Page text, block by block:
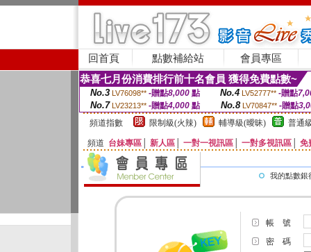
回首頁 點數補給站 會員專區
恭喜七月份消費排行前十名會員 獲得免費點數~
No.3 LV76098** -贈點8,000點 No.4 LV52777** -贈點
No.7 LV23213** -贈點4,000 點 No.8 LV70847** -贈點
頻道指數
限制級(火辣) 輔導級(曖昧) 普通
頻道 台妹專區 新人區 一對一視訊區 一對多視訊區 免
我的點數銀
帳 號
密 碼